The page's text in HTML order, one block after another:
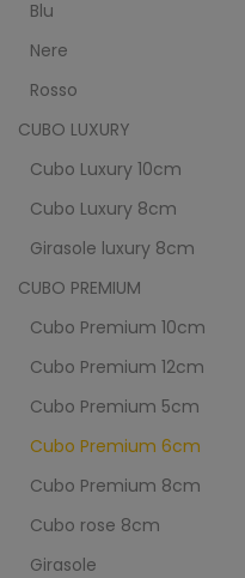
Blu
Nere
Rosso
CUBO LUXURY
Cubo Luxury 10cm
Cubo Luxury 8cm
Girasole luxury 8cm
CUBO PREMIUM
Cubo Premium 10cm
Cubo Premium 12cm
Cubo Premium 5cm
Cubo Premium 6cm
Cubo Premium 8cm
Cubo rose 8cm
Girasole